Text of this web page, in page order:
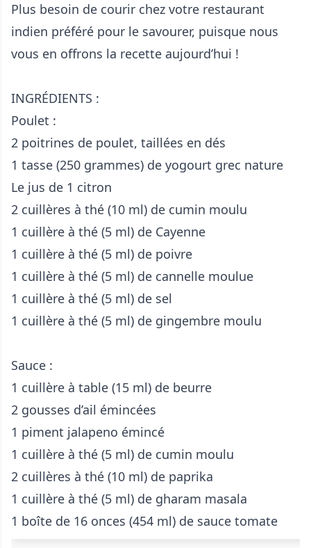
Plus besoin de courir chez votre restaurant
indien préféré pour le savourer, puisque nous
vous en offrons la recette aujourd’hui !
INGRÉDIENTS :
Poulet :
2 poitrines de poulet, taillées en dés
1 tasse (250 grammes) de yogourt grec nature
Le jus de 1 citron
2 cuillères à thé (10 ml) de cumin moulu
1 cuillère à thé (5 ml) de Cayenne
1 cuillère à thé (5 ml) de poivre
1 cuillère à thé (5 ml) de cannelle moulue
1 cuillère à thé (5 ml) de sel
1 cuillère à thé (5 ml) de gingembre moulu
Sauce :
1 cuillère à table (15 ml) de beurre
2 gousses d’ail émincées
1 piment jalapeno émincé
1 cuillère à thé (5 ml) de cumin moulu
2 cuillères à thé (10 ml) de paprika
1 cuillère à thé (5 ml) de gharam masala
1 boîte de 16 onces (454 ml) de sauce tomate